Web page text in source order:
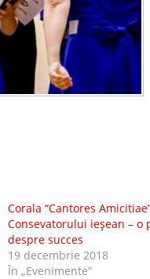
Corala “Cantores
Consevatorului ieşean – o
despre succes
19 decembrie 2018
În „Evenimente”